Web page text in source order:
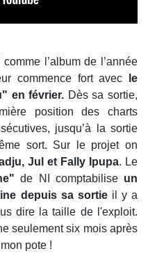
comme l’album de l’année
commence fort avec
le
en février. Dès sa sortie,
position des charts
jusqu’à la sortie
sort. Sur le projet on
Jul et Fally Ipupa. Le
de NI comptabilise un
depuis sa sortieil y a
dire la taille de l'exploit.
seulement six mois après
pote !